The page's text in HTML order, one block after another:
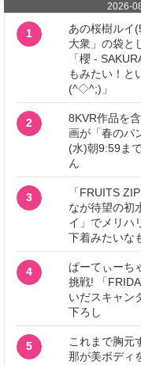
2026-
1
あの桜樹ルイ
大衆」の袋と
「櫻 -
もみたい！と
(^◇^;)」
2
8KVR作品を
画が「春のパ
(水)朝9:59ま
ん
3
「FRUITS
なが待望の初
イ」でメリハ
下着みたいな
4
ぱーてぃーち
挑戦! 「
いだスキャン
下ろし
5
これまで胸元
那が美ボディ